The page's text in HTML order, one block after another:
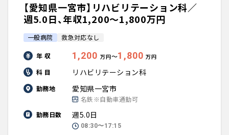
【愛知県一宮市】リハビリテーション科／
週5.0日、年収1,200〜1,800万円
一般病院 救急対応なし
年 収 1,200 万円〜1,800 万円
科 目 リハビリテーション科
勤務地 愛知県一宮市
名鉄※自動車通勤可
勤務日数
週5.0日
08:30〜17:15